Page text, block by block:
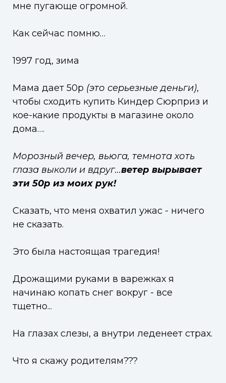
мне пугающе огромной.
Как сейчас помню…
1997 год, зима
Мама дает 50р (это серьезные деньги),
чтобы сходить купить Киндер Сюрприз и
кое-какие продукты в магазине около
дома….
Морозный вечер, вьюга, темнота хоть
глаза выколи и вдруг…ветер вырывает
эти 50р из моих рук!
Сказать, что меня охватил ужас - ничего
не сказать.
Это была настоящая трагедия!
Дрожащими руками в варежках я
начинаю копать снег вокруг - все
тщетно...
На глазах слезы, а внутри леденеет страх.
Что я скажу родителям???